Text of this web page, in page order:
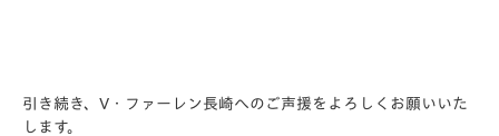
引き続き、V・ファーレン長崎へのご声援をよろしくお願いいた
します。